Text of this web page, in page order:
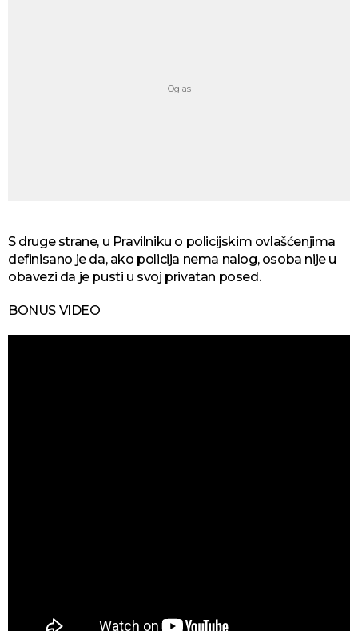
S druge strane, u Pravilniku o policijskim ovlašćenjima
definisano je da, ako policija nema nalog, osoba nije u
obavezi da je pusti u svoj privatan posed.
BONUS VIDEO